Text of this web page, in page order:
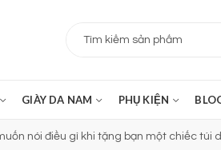
GIÀY DA NAM PHỤ KIỆN
nói điều gì khi tặng bạn một chiếc túi